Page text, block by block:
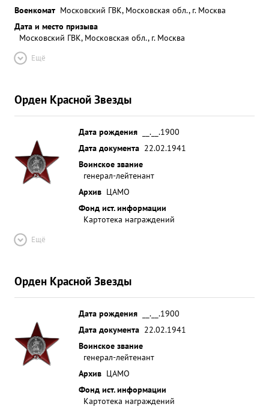
Военкомат Московский ГВК, Московская обл., г. Москва
Дата и место призыва
Московский ГВК, Московская обл., г. Москва
Ещё
Орден Красной Звезды
Дата рождения
__.__.1900
Дата документа 22.02.1941
Воинское звание
генерал-лейтенант
Архив ЦАМО
Фонд ист. информации
Картотека награждений
Ещё
Орден Красной Звезды
Дата рождения
__.__.1900
Дата документа 22.02.1941
Воинское звание
генерал-лейтенант
Архив ЦАМО
Фонд ист. информации
Картотека награждений